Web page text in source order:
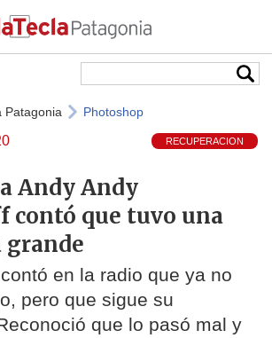
Patagonia Photoshop
RECUPERACION
Andy Andy
contó que tuvo una
en la radio que ya no
pero que sigue su
que lo pasó mal y